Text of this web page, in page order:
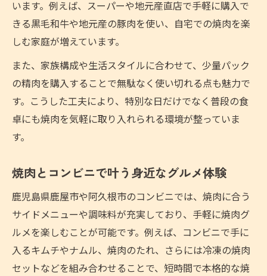
います。例えば、スーパーや地元産直店で手軽に購入で
きる黒毛和牛や地元産の豚肉を使い、自宅での焼肉を楽
しむ家庭が増えています。
また、家族構成や生活スタイルに合わせて、少量パック
の精肉を購入することで無駄なく使い切れる点も魅力で
す。こうした工夫により、特別な日だけでなく普段の食
卓にも焼肉を気軽に取り入れられる環境が整っていま
す。
焼肉とコンビニで叶う身近なグルメ体験
鹿児島県鹿屋市や阿久根市のコンビニでは、焼肉に合う
サイドメニューや調味料が充実しており、手軽に焼肉グ
ルメを楽しむことが可能です。例えば、コンビニで手に
入るキムチやナムル、焼肉のたれ、さらには冷凍の焼肉
セットなどを組み合わせることで、短時間で本格的な焼